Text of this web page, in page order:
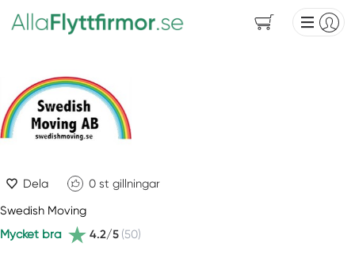
Dela 0 st gillningar
Swedish Moving
Mycket bra
4.2/5 (50)